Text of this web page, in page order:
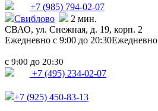
+7 (985) 794-02-07
Свиблово
2 мин.
СВАО, ул. Снежная, д. 19, корп. 2
Ежедневно с 9:00 до 20:30Ежедневно
с 9:00 до 20:30
+7 (495) 234-02-07
+7 (925) 450-83-13